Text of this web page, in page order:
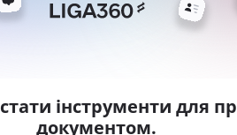
інструменти для
документом.